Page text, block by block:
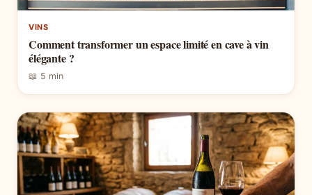
VINS
Comment transformer un espace limité en cave à vin
élégante ?
📖 5 min